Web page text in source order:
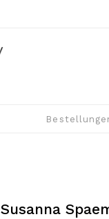
Susanna